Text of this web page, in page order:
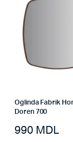
Oglinda Fabrik
Doren 700
990 MDL